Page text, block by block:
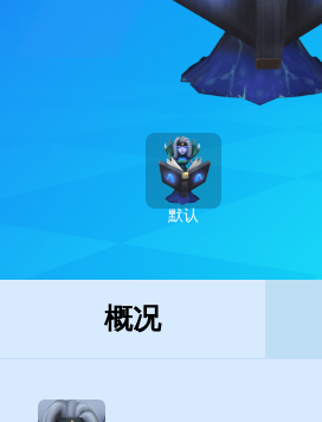
默认
概况